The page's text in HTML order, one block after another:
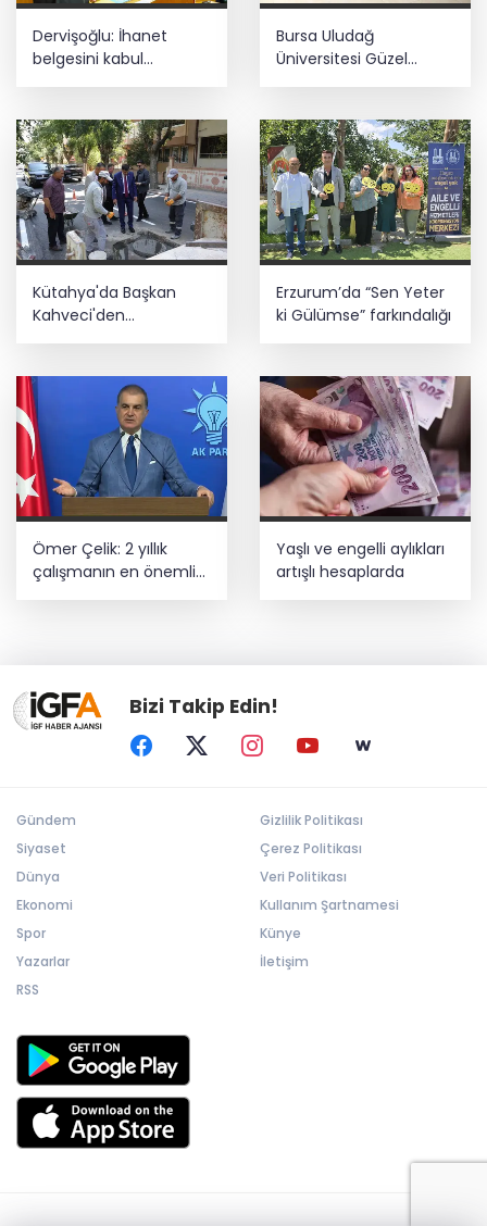
Dervişoğlu: İhanet
belgesini kabul
Bursa Uludağ
Üniversitesi Güzel
Kütahya'da Başkan
Kahveci'den
çalışmalara yakın
Erzurum’da “Sen Yeter
ki Gülümse” farkındalığı
Ömer Çelik: 2 yıllık
çalışmanın en önemli
aşamasındayız
Yaşlı ve engelli aylıkları
artışlı hesaplarda
Bizi Takip Edin!
Gündem
Siyaset
Dünya
Ekonomi
Spor
Yazarlar
RSS
Gizlilik Politikası
Çerez Politikası
Veri Politikası
Kullanım Şartnamesi
Künye
İletişim